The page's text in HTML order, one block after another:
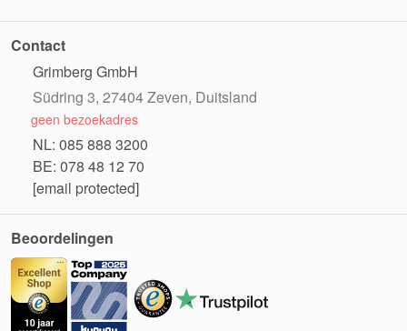
Contact
Grimberg GmbH
Südring 3, 27404 Zeven, Duitsland
geen bezoekadres
NL: 085 888 3200
BE: 078 48 12 70
[email protected]
Beoordelingen